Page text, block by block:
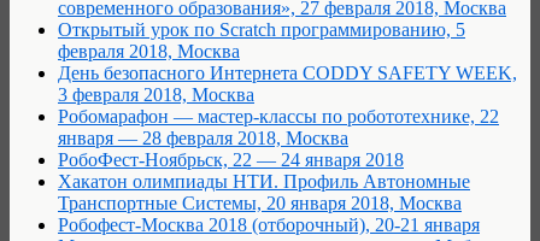
современного образования», 27 февраля 2018, Москва
Открытый урок по Scratch программированию, 5
февраля 2018, Москва
День безопасного Интернета CODDY SAFETY WEEK,
3 февраля 2018, Москва
Робомарафон — мастер-классы по робототехнике, 22
января — 28 февраля 2018, Москва
РобоФест-Ноябрьск, 22 — 24 января 2018
Хакатон олимпиады НТИ. Профиль Автономные
Транспортные Системы, 20 января 2018, Москва
Робофест-Москва 2018 (отборочный), 20-21 января